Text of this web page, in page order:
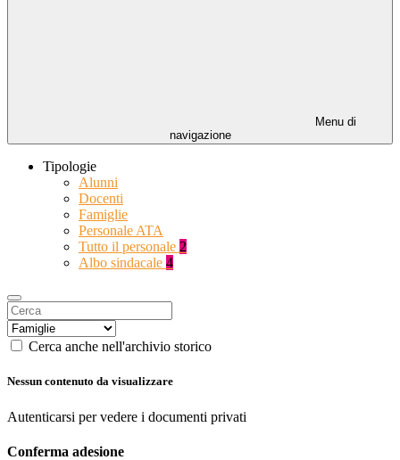
Menu di
navigazione
Tipologie
Alunni
Docenti
Famiglie
Personale ATA
Tutto il personale 2
Albo sindacale 4
Cerca anche nell'archivio storico
Nessun contenuto da visualizzare
Autenticarsi per vedere i documenti privati
Conferma adesione